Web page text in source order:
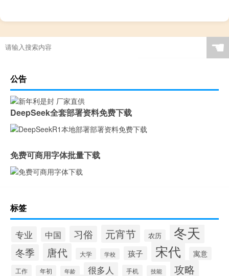
☚
公告
DeepSeek全套部署资料免费下载
免费可商用字体批量下载
标签
专业 中国 习俗 元宵节 农历 冬天
冬季 唐代 大学 学校 孩子 宋代 寓意
工作 年初 年龄 很多人 手机 技能 攻略